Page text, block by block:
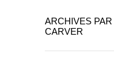
ARCHIVES
CARVER